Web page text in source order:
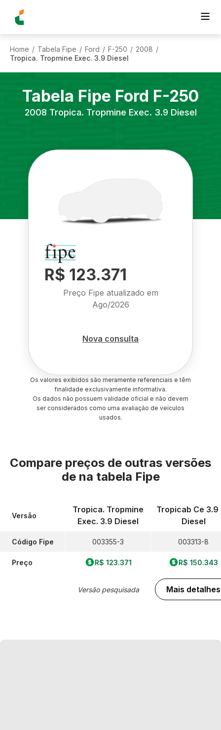
Home / Tabela Fipe / Ford / F-250 / 2008 /
Tropica. Tropmine Exec. 3.9 Diesel
Tabela Fipe Ford F-250
2008 Tropica. Tropmine Exec. 3.9 Diesel
R$ 123.371
Preço Fipe atualizado em
Ago/2026
Nova consulta
Os valores exibidos são meramente referenciais e têm
finalidade exclusivamente informativa.
Os dados não possuem validade oficial e não devem
ser considerados como uma avaliação de veículos
usados.
Compare preços de outras versões
de na tabela Fipe
Versão
Código Fipe
Preço
Tropica. Tropmine
Exec. 3.9 Diesel
003355-3
R$ 123.371
Versão pesquisada
Tropicab Ce 3.9
Diesel
003313-8
R$ 150.343
Mais detalhes